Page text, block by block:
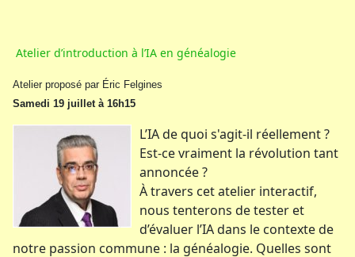
Atelier d’introduction à l’IA en généalogie
Atelier proposé par Éric Felgines
Samedi 19 juillet à 16h15
L’IA de quoi s'agit-il réellement ?
Est-ce vraiment la révolution tant
annoncée ?
À travers cet atelier interactif,
nous tenterons de tester et
d’évaluer l’IA dans le contexte de
notre passion commune : la généalogie. Quelles sont